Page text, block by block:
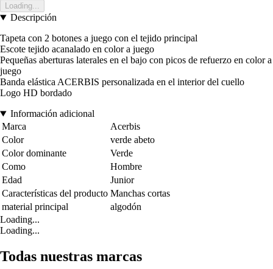
Loading...
Descripción
Tapeta con 2 botones a juego con el tejido principal
Escote tejido acanalado en color a juego
Pequeñas aberturas laterales en el bajo con picos de refuerzo en color a
juego
Banda elástica ACERBIS personalizada en el interior del cuello
Logo HD bordado
Información adicional
Marca
Acerbis
Color
verde abeto
Color dominante
Verde
Como
Hombre
Edad
Junior
Características del producto Manchas cortas
material principal
algodón
Loading...
Loading...
Todas nuestras marcas